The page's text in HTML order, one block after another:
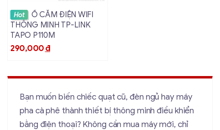
Xem chi tiết
Hot
Ổ CẮM ĐIỆN WIFI
THÔNG MINH TP-LINK
TAPO P110M
290,000đ
Bạn muốn biến chiếc quạt cũ, đèn ngủ hay máy
pha cà phê thành thiết bị thông minh điều khiển
bằng điện thoại? Không cần mua máy mới, chỉ